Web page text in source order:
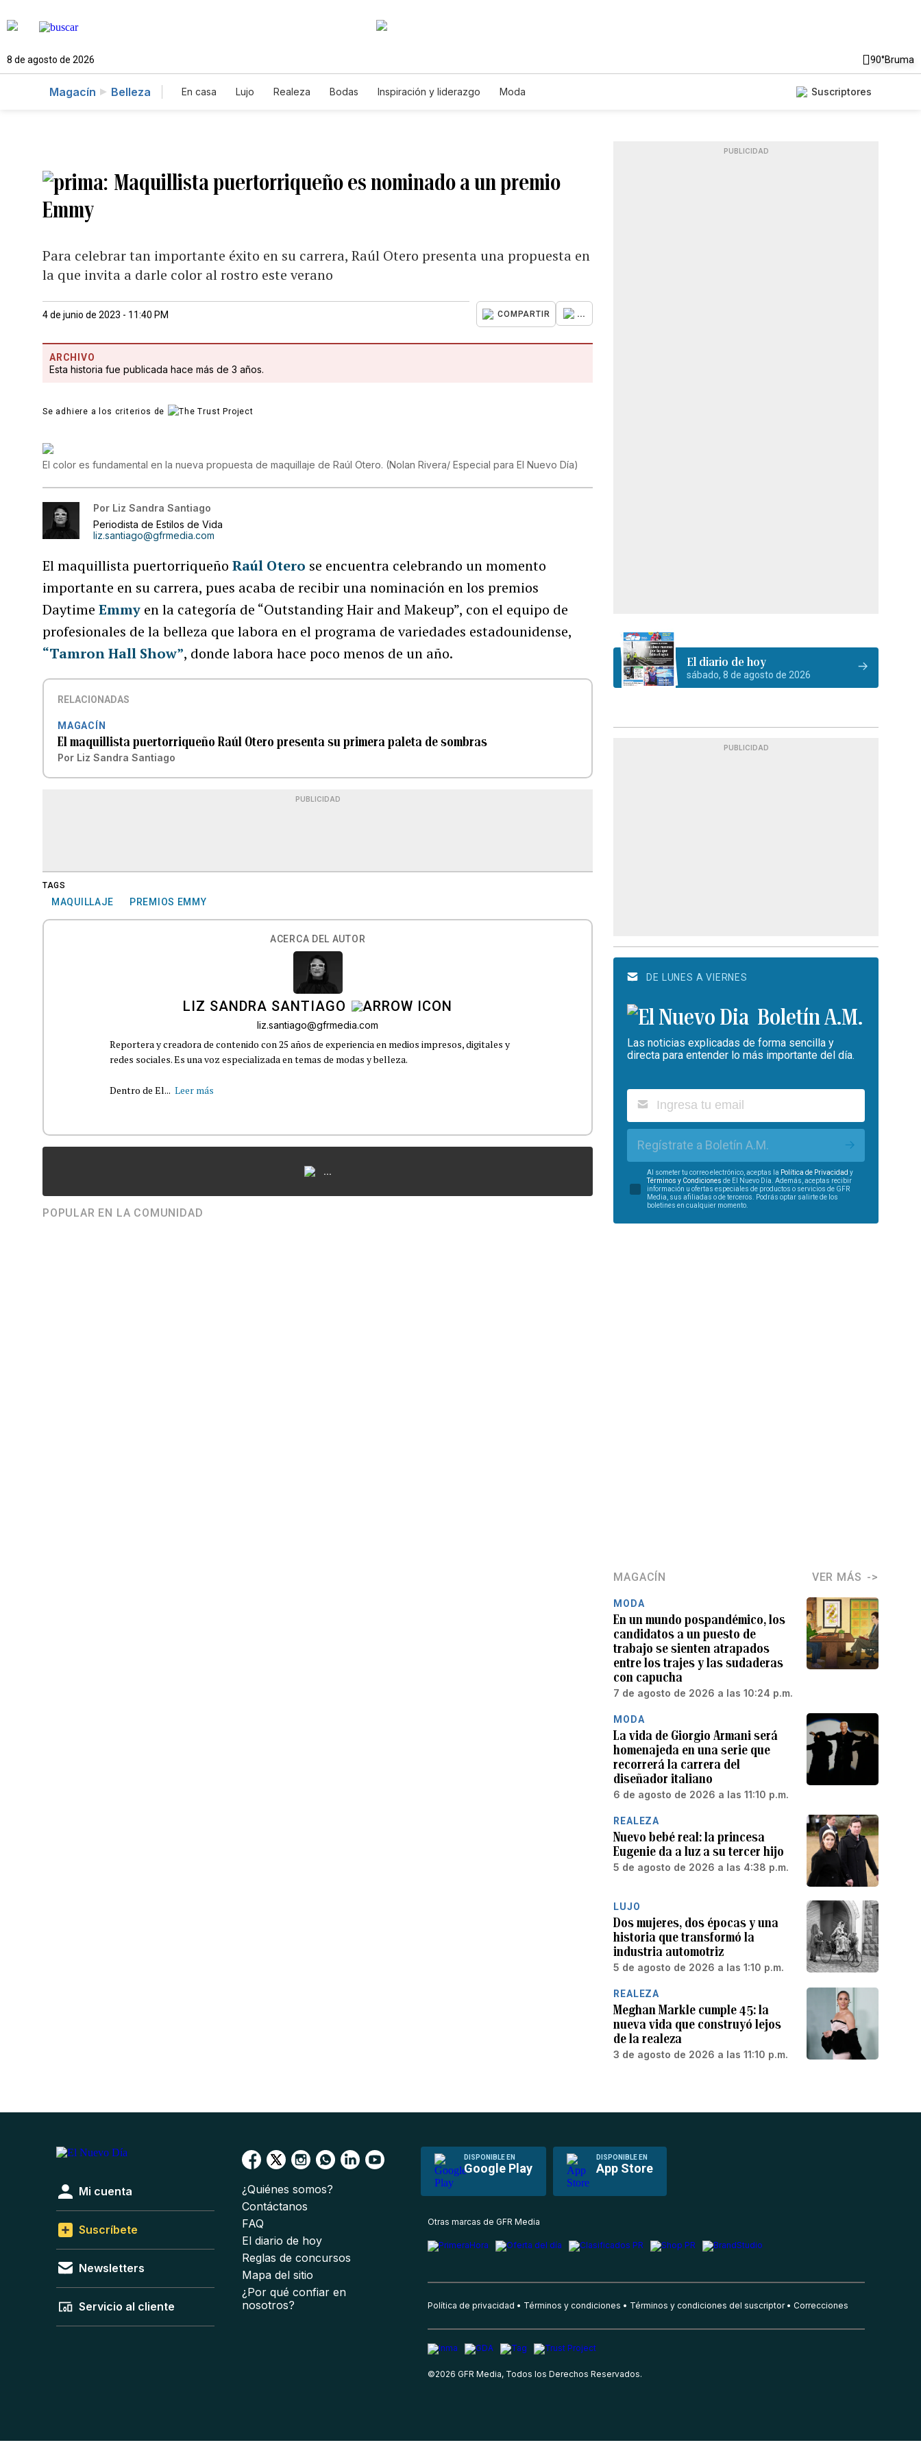
8 de agosto de 2026 90°Bruma
Magacín Belleza En casa Lujo Realeza Bodas Inspiración y liderazgo Moda Suscriptores
Maquillista puertorriqueño es nominado a un premio
Emmy
Para celebrar tan importante éxito en su carrera, Raúl Otero presenta una propuesta en
la que invita a darle color al rostro este verano
4 de junio de 2023 - 11:40 PM COMPARTIR ...
ARCHIVO
Esta historia fue publicada hace más de 3 años.
Se adhiere a los criterios de
El color es fundamental en la nueva propuesta de maquillaje de Raúl Otero. (Nolan Rivera/ Especial para El Nuevo Día)
Por Liz Sandra Santiago
Periodista de Estilos de Vida
liz.santiago@gfrmedia.com
El maquillista puertorriqueñoRaúl Otero se encuentra celebrando un momento
importante en su carrera, pues acaba de recibir una nominación en los premios
DaytimeEmmy en la categoría de “Outstanding Hair and Makeup”, con el equipo de
profesionales de la belleza que labora en el programa de variedades estadounidense,
“Tamron Hall Show”, donde labora hace poco menos de un año.
RELACIONADAS
MAGACÍN
El maquillista puertorriqueño Raúl Otero presenta su primera paleta de sombras
Por Liz Sandra Santiago
PUBLICIDAD
TAGS
MAQUILLAJE PREMIOS EMMY
ACERCA DEL AUTOR
LIZ SANDRA SANTIAGO
liz.santiago@gfrmedia.com
Reportera y creadora de contenido con 25 años de experiencia en medios impresos, digitales y
redes sociales. Es una voz especializada en temas de modas y belleza.
Dentro de El... Leer más
...
POPULAR EN LA COMUNIDAD
PUBLICIDAD
El diario de hoy
sábado, 8 de agosto de 2026
PUBLICIDAD
DE LUNES A VIERNES
Boletín A.M.
Las noticias explicadas de forma sencilla y
directa para entender lo más importante del día.
Regístrate a Boletín A.M.
Al someter tu correo electrónico, aceptas la Política de Privacidad y
Términos y Condiciones de El Nuevo Día. Además, aceptas recibir
información u ofertas especiales de productos o servicios de GFR
Media, sus afiliadas o de terceros. Podrás optar salirte de los
boletines en cualquier momento.
MAGACÍN VER MÁS
MODA
En un mundo pospandémico, los
candidatos a un puesto de
trabajo se sienten atrapados
entre los trajes y las sudaderas
con capucha
7 de agosto de 2026 a las 10:24 p.m.
MODA
La vida de Giorgio Armani será
homenajeda en una serie que
recorrerá la carrera del
diseñador italiano
6 de agosto de 2026 a las 11:10 p.m.
REALEZA
Nuevo bebé real: la princesa
Eugenie da a luz a su tercer hijo
5 de agosto de 2026 a las 4:38 p.m.
LUJO
Dos mujeres, dos épocas y una
historia que transformó la
industria automotriz
5 de agosto de 2026 a las 1:10 p.m.
REALEZA
Meghan Markle cumple 45: la
nueva vida que construyó lejos
de la realeza
3 de agosto de 2026 a las 11:10 p.m.
DISPONIBLE EN
Google Play
DISPONIBLE EN
App Store
Mi cuenta
Suscríbete
Newsletters
Servicio al cliente
¿Quiénes somos?
Contáctanos
FAQ
El diario de hoy
Reglas de concursos
Mapa del sitio
¿Por qué confiar en
nosotros?
Otras marcas de GFR Media
Política de privacidad Términos y condiciones Términos y condiciones del suscriptor Correcciones
©2026 GFR Media, Todos los Derechos Reservados.